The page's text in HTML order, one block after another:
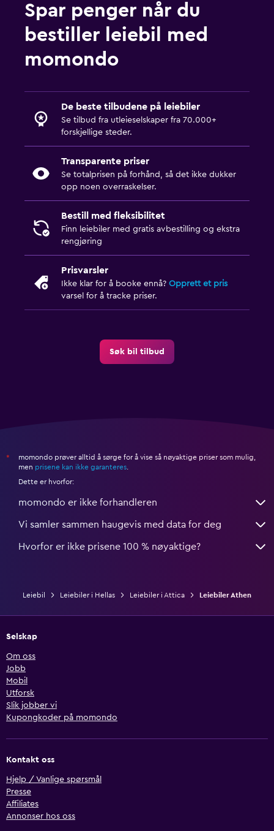
Spar penger når du
bestiller leiebil med
momondo
De beste tilbudene på leiebiler
Se tilbud fra utleieselskaper fra 70.000+
forskjellige steder.
Transparente priser
Se totalprisen på forhånd, så det ikke dukker
opp noen overraskelser.
Bestill med fleksibilitet
Finn leiebiler med gratis avbestilling og ekstra
rengjøring
Prisvarsler
Ikke klar for å booke ennå? Opprett et pris
varsel for å tracke priser.
Søk bil tilbud
*
momondo prøver alltid å sørge for å vise så nøyaktige priser som mulig,
men prisene kan ikke garanteres
Dette er hvorfor:
momondo er ikke forhandleren
Vi samler sammen haugevis med data for deg
Hvorfor er ikke prisene 100 % nøyaktige?
Leiebil Leiebiler i Hellas Leiebiler i Attica Leiebiler Athen
Selskap
Om oss
Jobb
Mobil
Utforsk
Slik jobber vi
Kupongkoder på momondo
Kontakt oss
Hjelp / Vanlige spørsmål
Presse
Affiliates
Annonser hos oss